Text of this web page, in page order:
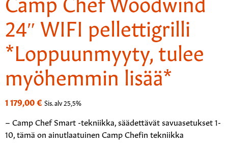
24″ WIFI pellettigrilli
*Loppuunmyyty, tulee
myöhemmin lisää*
1 179,00€ Sis. alv 25,5%
– Camp Chef Smart -tekniikka, säädettävät savuasetukset 1-
10, tämä on ainutlaatuinen Camp Chefin tekniikka